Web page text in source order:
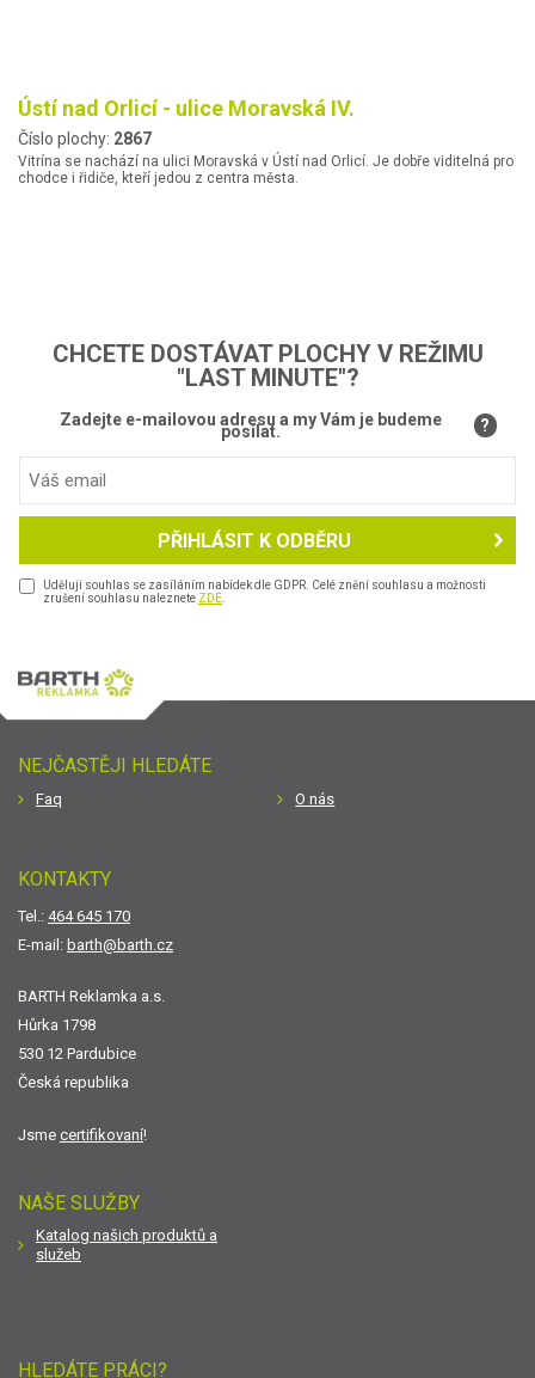
Ústí nad Orlicí - ulice Moravská IV.
Číslo plochy: 2867
Vitrína se nachází na ulici Moravská v Ústí nad Orlicí. Je dobře viditelná pro
chodce i řidiče, kteří jedou z centra města.
CHCETE DOSTÁVAT PLOCHY V REŽIMU
"LAST MINUTE"?
Zadejte e-mailovou adresu a my Vám je budeme
posílat. ?
Uděluji souhlas se zasíláním nabídek dle GDPR. Celé znění souhlasu a možnosti
zrušení souhlasu naleznete ZDE
PŘIHLÁSIT K ODBĚRU
NEJČASTĚJI HLEDÁTE
Faq O nás
KONTAKTY
Tel.: 464 645 170
E-mail: barth@barth.cz
BARTH Reklamka a.s.
Hůrka 1798
530 12 Pardubice
Česká republika
Jsme certifikovaní!
NAŠE SLUŽBY
Katalog našich produktů a
služeb
HLEDÁTE PRÁCI?